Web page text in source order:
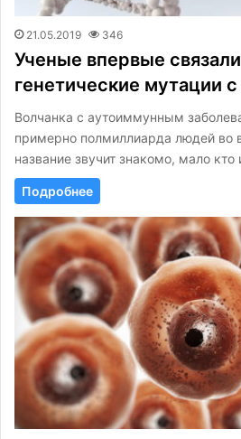
21.05.2019 346
Ученые впервые
генетические мутации
Волчанка с аутоиммунным
примерно полмиллиарда людей во
название звучит знакомо, мало кто
Подробнее